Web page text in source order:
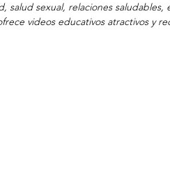
sexual, relaciones
videos educativos atractivos y